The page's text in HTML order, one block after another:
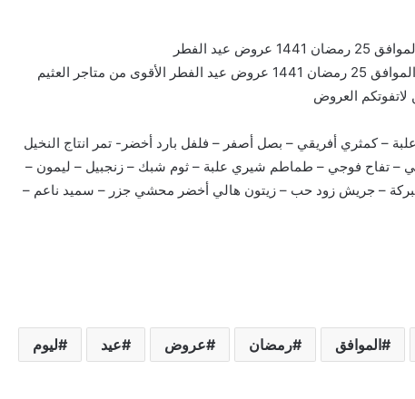
عروض العثيم ليوم الاثنين مهرجان الطازج 18/5/2020 الموافق 25 رمضان 1441 عروض عيد الفطر الأقوى من متاجر العثيم
العروض
– كمثري أفريقي – بصل أصفر – فلفل بارد أخضر- تمر انتاج النخيل
تفاح فوجي – طماطم شيري علبة – ثوم شبك – زنجبيل – ليمون –
البركة – جريش زود حب – زيتون هالي أخضر محشي جزر – سميد ناعم –
الموافق رمضان عروض عيد ليوم